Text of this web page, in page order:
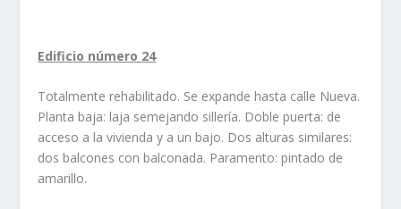
Edificio número 24
Totalmente rehabilitado. Se expande hasta calle Nueva.
Planta baja: laja semejando sillerí­a. Doble puerta: de
acceso a la vivienda y a un bajo. Dos alturas similares:
dos balcones con balconada. Paramento: pintado de
amarillo.